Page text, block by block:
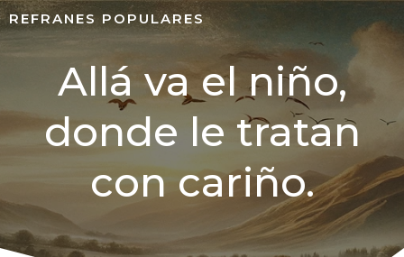
REFRANES POPULARES
Allá va el niño,
donde le tratan
con cariño.